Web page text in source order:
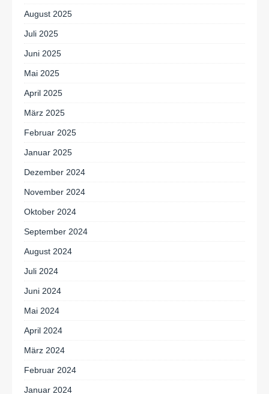
August 2025
Juli 2025
Juni 2025
Mai 2025
April 2025
März 2025
Februar 2025
Januar 2025
Dezember 2024
November 2024
Oktober 2024
September 2024
August 2024
Juli 2024
Juni 2024
Mai 2024
April 2024
März 2024
Februar 2024
Januar 2024